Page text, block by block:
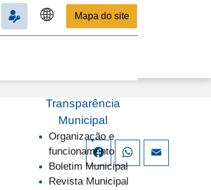
Mapa do site
Transparência
Municipal
Organização e
funcionamento
Boletim Municipal
Revista Municipal
FacebookWhatsApp